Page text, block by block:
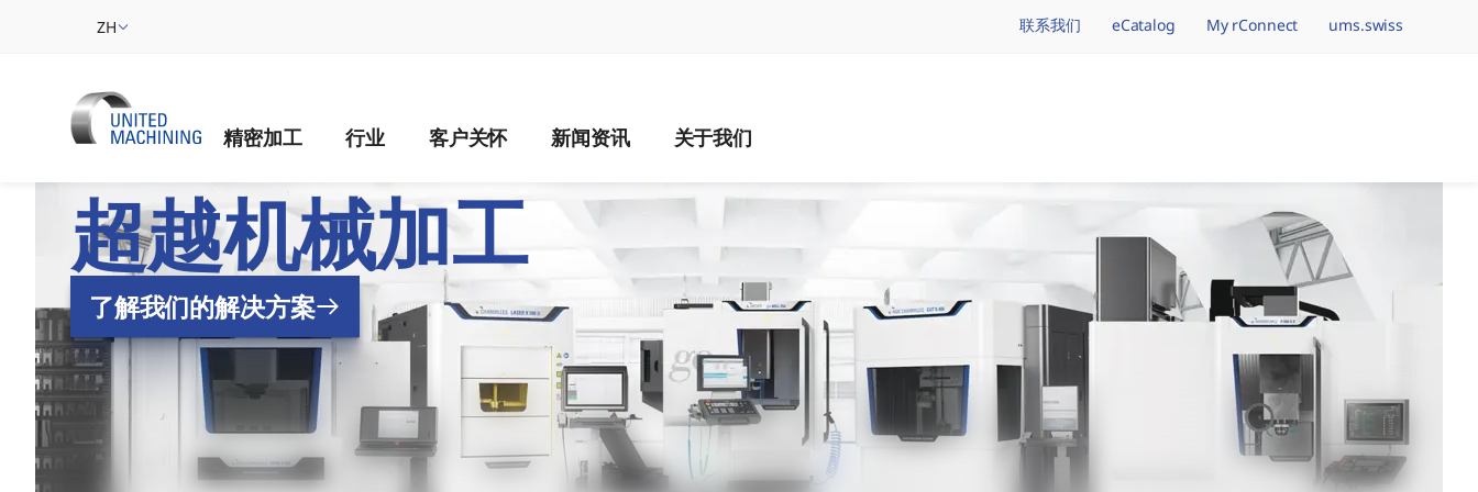
ZH navigation.brand
联系我们 eCatalog My rConnect ums.swiss
精密加工 行业 客户关怀 新闻资讯 关于我们
UNITED MACHINING – 六大精密加工品牌,一个全球事业
超越机械加工
了解我们的解决方案